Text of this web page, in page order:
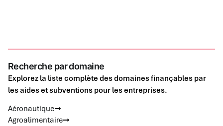
Recherche par domaine
Explorez la liste complète des domaines finançables par
les aides et subventions pour les entreprises.
Aéronautique
Agroalimentaire